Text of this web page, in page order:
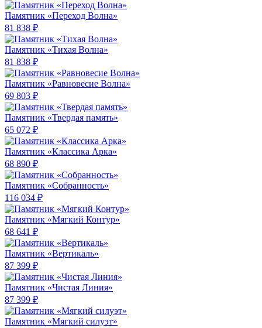
Памятник «Переход Волна»
81 838 ₽
Памятник «Тихая Волна»
81 838 ₽
Памятник «Равновесие Волна»
69 803 ₽
Памятник «Твердая память»
65 072 ₽
Памятник «Классика Арка»
68 890 ₽
Памятник «Собранность»
116 034 ₽
Памятник «Мягкий Контур»
68 641 ₽
Памятник «Вертикаль»
87 399 ₽
Памятник «Чистая Линия»
87 399 ₽
Памятник «Мягкий силуэт»